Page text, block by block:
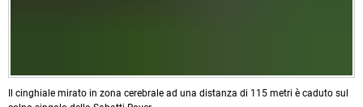
Il cinghiale mirato in zona cerebrale ad una distanza di 115 metri è caduto sul